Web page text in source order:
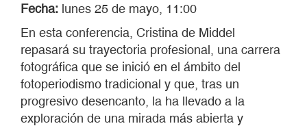
Fecha: lunes 25 de mayo, 11:00
En esta conferencia, Cristina de Middel
repasará su trayectoria profesional, una carrera
fotográfica que se inició en el ámbito del
fotoperiodismo tradicional y que, tras un
progresivo desencanto, la ha llevado a la
exploración de una mirada más abierta y